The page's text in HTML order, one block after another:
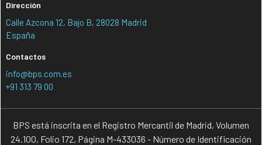
Dirección
Calle Azcona 12, Bajo B, 28028 Madrid
España
Contactos
info@bps.com.es
+91 313 79 00
BPS está inscrita en el Registro Mercantil de Madrid, Volumen
24.100, Folio 172, Página M-433036 - Número de Identificación